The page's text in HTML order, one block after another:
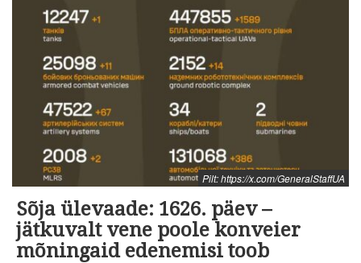
Pilt: https://x.com/GeneralStaffUA
Sõja ülevaade: 1626. päev –
jätkuvalt vene poole konveier
mõningaid edenemisi toob